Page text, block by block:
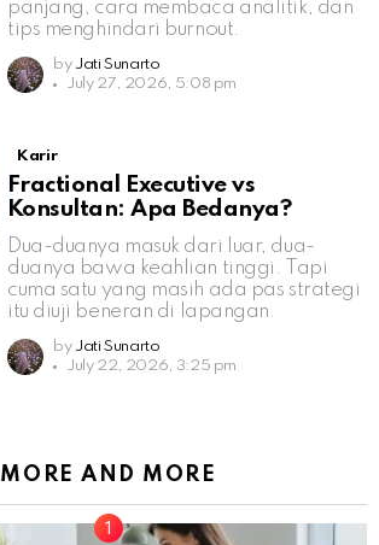
panjang, cara membaca analitik, dan
tips menghindari burnout.
by Jati Sunarto
July 27, 2026, 5:08 pm
Karir
Fractional Executive vs
Konsultan: Apa Bedanya?
Dua-duanya masuk dari luar, dua-
duanya bawa keahlian tinggi. Tapi
cuma satu yang masih ada pas strategi
itu diuji beneran di lapangan.
by Jati Sunarto
July 22, 2026, 3:25 pm
MORE AND MORE